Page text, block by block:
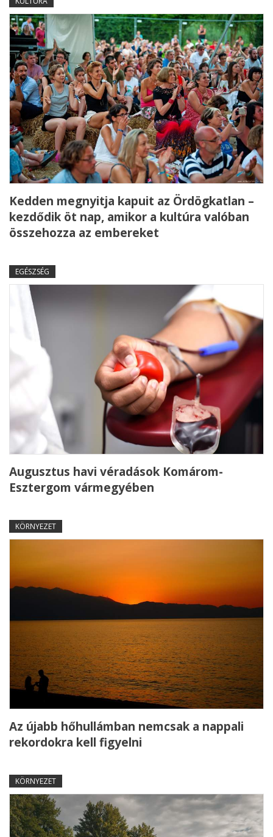
Kedden megnyitja kapuit az Ördögkatlan –
kezdődik öt nap, amikor a kultúra valóban
összehozza az embereket
EGÉSZSÉG
Augusztus havi véradások Komárom-
Esztergom vármegyében
KÖRNYEZET
Az újabb hőhullámban nemcsak a nappali
rekordokra kell figyelni
KÖRNYEZET